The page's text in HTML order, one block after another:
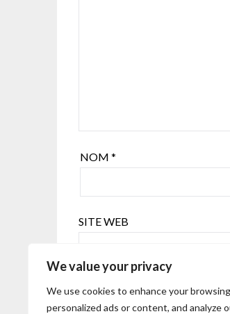
We value your privacy
We use cookies to enhance your
personalized ads or content, and analyze
NOM*
SITE WEB
Enregistrer mon